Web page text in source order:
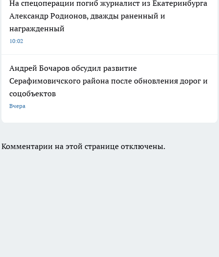
На спецоперации погиб журналист из Екатеринбурга
Александр Родионов, дважды раненный и
награжденный
10:02
Андрей Бочаров обсудил развитие
Серафимовичского района после обновления дорог и
соцобъектов
Вчера
Комментарии на этой странице отключены.